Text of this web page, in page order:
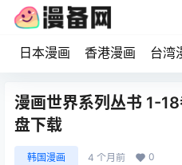
日本漫画 香港漫画 台湾
漫画世界系列丛书 1-
盘下载
韩国漫画 4 个月前 0